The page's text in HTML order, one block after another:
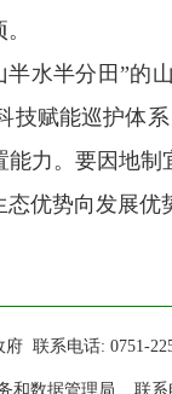
半水半分田”的
赋能巡护体
力。要因地
优势向发展优
府 联系电话: 0751-
和数据管理局 联系